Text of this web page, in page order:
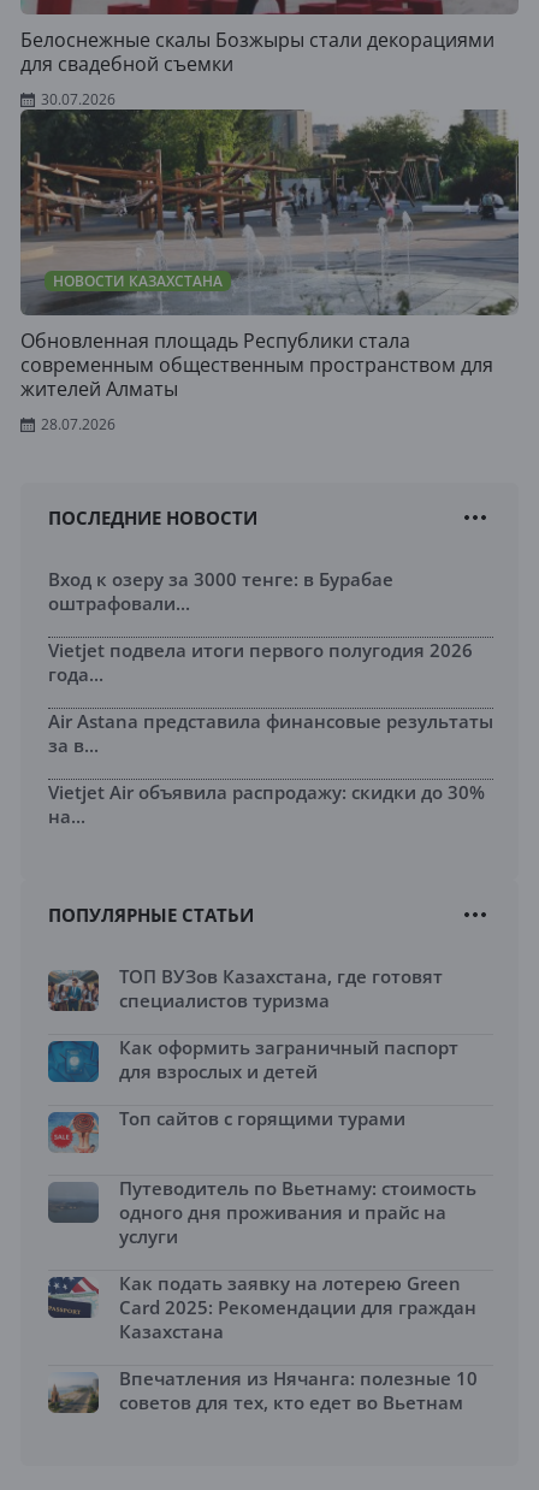
Белоснежные скалы Бозжыры стали декорациями
для свадебной съемки
30.07.2026
НОВОСТИ КАЗАХСТАНА
Обновленная площадь Республики стала
современным общественным пространством для
жителей Алматы
28.07.2026
ПОСЛЕДНИЕ НОВОСТИ
Вход к озеру за 3000 тенге: в Бурабае
оштрафовали...
Vietjet подвела итоги первого полугодия 2026
года...
Air Astana представила финансовые результаты
за в...
Vietjet Air объявила распродажу: скидки до 30%
на...
ПОПУЛЯРНЫЕ СТАТЬИ
ТОП ВУЗов Казахстана, где готовят
специалистов туризма
Как оформить заграничный паспорт
для взрослых и детей
Топ сайтов с горящими турами
Путеводитель по Вьетнаму: стоимость
одного дня проживания и прайс на
услуги
Как подать заявку на лотерею Green
Card 2025: Рекомендации для граждан
Казахстана
Впечатления из Нячанга: полезные 10
советов для тех, кто едет во Вьетнам